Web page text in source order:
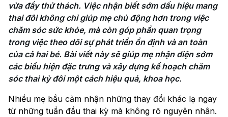
vừa đầy thử thách. Việc nhận biết sớm dấu hiệu mang
thai đôi không chỉ giúp mẹ chủ động hơn trong việc
chăm sóc sức khỏe, mà còn góp phần quan trọng
trong việc theo dõi sự phát triển ổn định và an toàn
của cả hai bé. Bài viết này sẽ giúp mẹ nhận diện sớm
các biểu hiện đặc trưng và xây dựng kế hoạch chăm
sóc thai kỳ đôi một cách hiệu quả, khoa học.
Nhiều mẹ bầu cảm nhận những thay đổi khác lạ ngay
từ những tuần đầu thai kỳ mà không rõ nguyên nhân.